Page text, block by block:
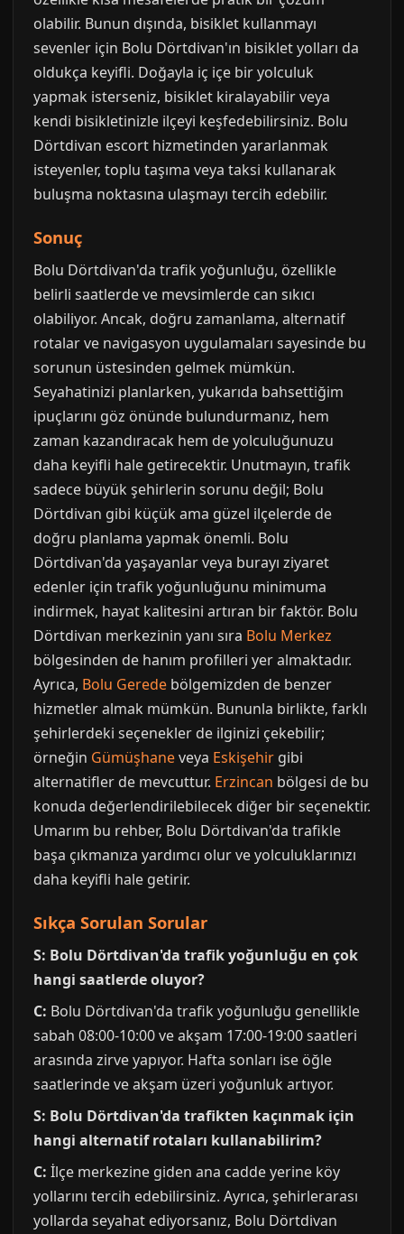
olabilir. Bunun dışında, bisiklet kullanmayı
sevenler için Bolu Dörtdivan'ın bisiklet yolları da
oldukça keyifli. Doğayla iç içe bir yolculuk
yapmak isterseniz, bisiklet kiralayabilir veya
kendi bisikletinizle ilçeyi keşfedebilirsiniz. Bolu
Dörtdivan escort hizmetinden yararlanmak
isteyenler, toplu taşıma veya taksi kullanarak
buluşma noktasına ulaşmayı tercih edebilir.
Sonuç
Bolu Dörtdivan'da trafik yoğunluğu, özellikle
belirli saatlerde ve mevsimlerde can sıkıcı
olabiliyor. Ancak, doğru zamanlama, alternatif
rotalar ve navigasyon uygulamaları sayesinde bu
sorunun üstesinden gelmek mümkün.
Seyahatinizi planlarken, yukarıda bahsettiğim
ipuçlarını göz önünde bulundurmanız, hem
zaman kazandıracak hem de yolculuğunuzu
daha keyifli hale getirecektir. Unutmayın, trafik
sadece büyük şehirlerin sorunu değil; Bolu
Dörtdivan gibi küçük ama güzel ilçelerde de
doğru planlama yapmak önemli. Bolu
Dörtdivan'da yaşayanlar veya burayı ziyaret
edenler için trafik yoğunluğunu minimuma
indirmek, hayat kalitesini artıran bir faktör. Bolu
Dörtdivan merkezinin yanı sıra Bolu Merkez
bölgesinden de hanım profilleri yer almaktadır.
Ayrıca, Bolu Gerede bölgemizden de benzer
hizmetler almak mümkün. Bununla birlikte, farklı
şehirlerdeki seçenekler de ilginizi çekebilir;
örneğin Gümüşhaneveya Eskişehir gibi
alternatifler de mevcuttur. Erzincan bölgesi de bu
konuda değerlendirilebilecek diğer bir seçenektir.
Umarım bu rehber, Bolu Dörtdivan'da trafikle
başa çıkmanıza yardımcı olur ve yolculuklarınızı
daha keyifli hale getirir.
Sıkça Sorulan Sorular
S: Bolu Dörtdivan'da trafik yoğunluğu en çok
hangi saatlerde oluyor?
C: Bolu Dörtdivan'da trafik yoğunluğu genellikle
sabah 08:00-10:00 ve akşam 17:00-19:00 saatleri
arasında zirve yapıyor. Hafta sonları ise öğle
saatlerinde ve akşam üzeri yoğunluk artıyor.
S: Bolu Dörtdivan'da trafikten kaçınmak için
hangi alternatif rotaları kullanabilirim?
C: İlçe merkezine giden ana cadde yerine köy
yollarını tercih edebilirsiniz. Ayrıca, şehirlerarası
yollarda seyahat ediyorsanız, Bolu Dörtdivan